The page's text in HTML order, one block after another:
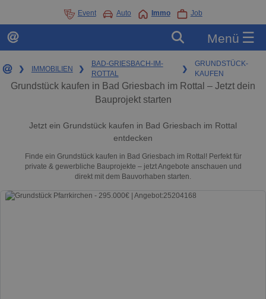
Event Auto Immo Job
Menü ☰
❯ IMMOBILIEN ❯
BAD-GRIESBACH-IM-
ROTTAL
❯
GRUNDSTÜCK-
KAUFEN
Grundstück kaufen in Bad Griesbach im Rottal – Jetzt dein
Bauprojekt starten
Jetzt ein Grundstück kaufen in Bad Griesbach im Rottal
entdecken
Finde ein Grundstück kaufen in Bad Griesbach im Rottal! Perfekt für
private & gewerbliche Bauprojekte – jetzt Angebote anschauen und
direkt mit dem Bauvorhaben starten.